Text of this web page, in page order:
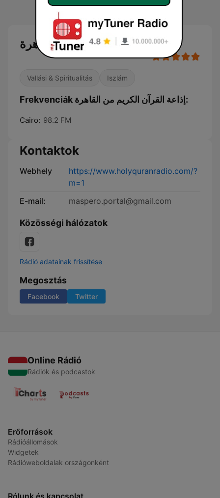
إذاعة القرآن الكريم من القاهرة
Vallási & Spiritualitás Iszlám
Frekvenciák إذاعة القرآن الكريم من القاهرة:
Cairo: 98.2 FM
Kontaktok
Webhely
https://www.holyquranradio.com/?
m=1
E-mail:
maspero.portal@gmail.com
Közösségi hálózatok
Rádió adatainak frissítése
Megosztás
Facebook Twitter
Online Rádió
Rádiók és podcastok
Erőforrások
Rádióállomások
Widgetek
Rádióweboldalak országonként
Rólunk és kapcsolat